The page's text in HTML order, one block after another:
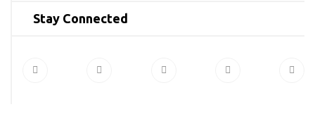
Stay Connected